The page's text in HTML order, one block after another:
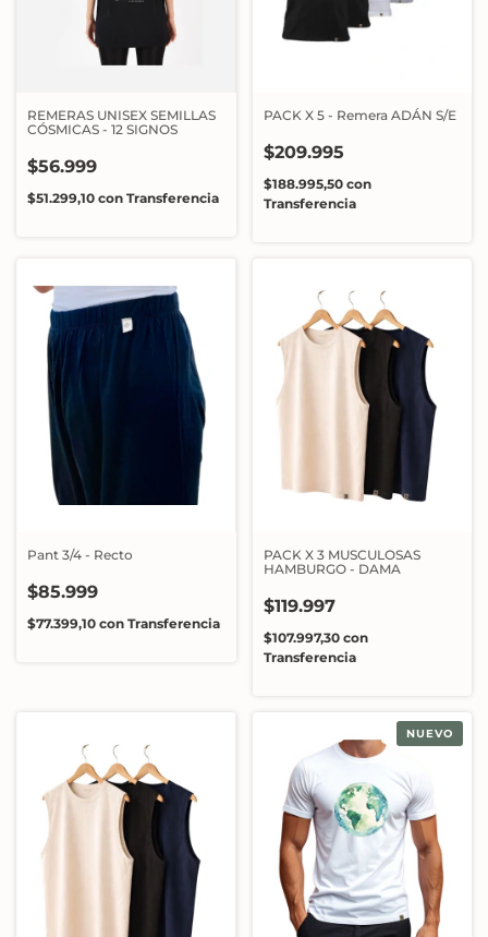
REMERAS UNISEX SEMILLAS
CÓSMICAS - 12 SIGNOS
$56.999
$51.299,10 con Transferencia
PACK X 5 - Remera ADÁN S/E
$209.995
$188.995,50 con
Transferencia
Pant 3/4 - Recto
$85.999
$77.399,10 con Transferencia
PACK X 3 MUSCULOSAS
HAMBURGO - DAMA
$119.997
$107.997,30 con
Transferencia
NUEVO